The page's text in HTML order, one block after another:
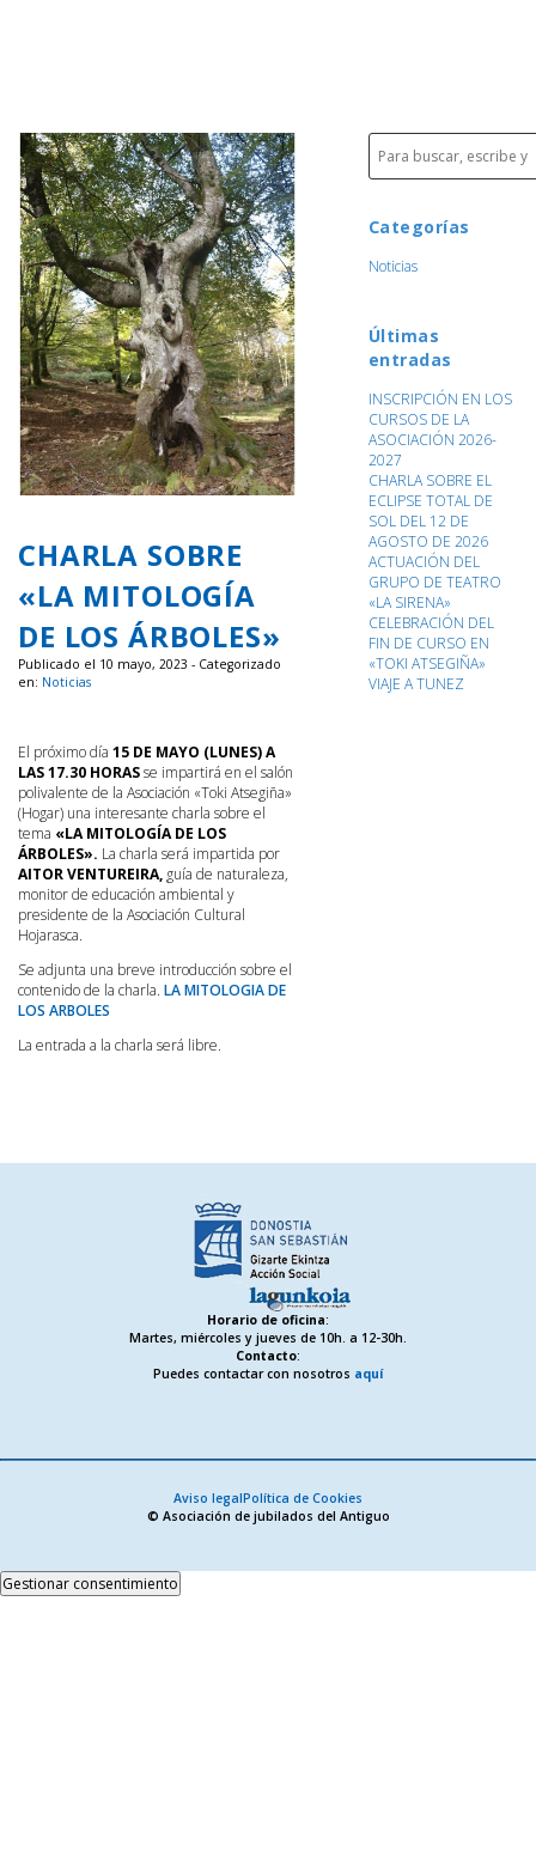
CHARLA SOBRE
«LA MITOLOGÍA
DE LOS ÁRBOLES»
Publicado el 10 mayo, 2023 - Categorizado
en: Noticias
El próximo día 15 DE MAYO (LUNES) A
LAS 17.30 HORASse impartirá en el salón
polivalente de la Asociación «Toki Atsegiña»
(Hogar) una interesante charla sobre el
tema «LA MITOLOGÍA DE LOS
ÁRBOLES». La charla será impartida por
AITOR VENTUREIRA, guía de naturaleza,
monitor de educación ambiental y
presidente de la Asociación Cultural
Hojarasca.
Se adjunta una breve introducción sobre el
contenido de la charla. LA MITOLOGIA DE
LOS ARBOLES
La entrada a la charla será libre.
Categorías
Noticias
Últimas
entradas
INSCRIPCIÓN EN LOS
CURSOS DE LA
ASOCIACIÓN 2026-
2027
CHARLA SOBRE EL
ECLIPSE TOTAL DE
SOL DEL 12 DE
AGOSTO DE 2026
ACTUACIÓN DEL
GRUPO DE TEATRO
«LA SIRENA»
CELEBRACIÓN DEL
FIN DE CURSO EN
«TOKI ATSEGIÑA»
VIAJE A TUNEZ
Horario de oficina:
Martes, miércoles y jueves de 10h. a 12-30h.
Contacto:
Puedes contactar con nosotros aquí
© Asociación de jubilados del Antiguo
Aviso legalPolítica de Cookies
Gestionar consentimiento